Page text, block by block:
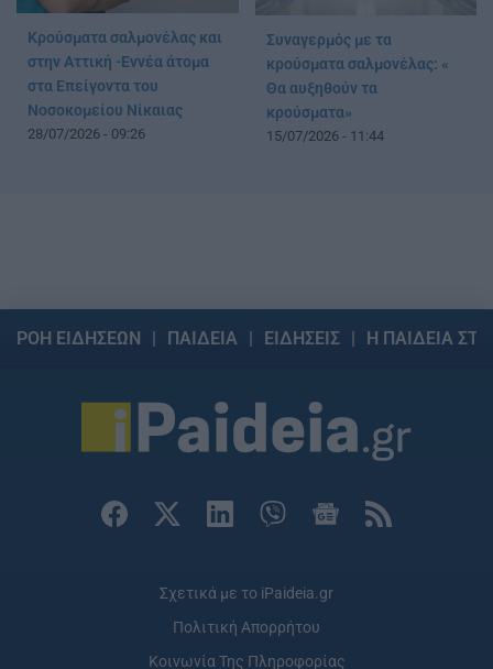
Κρούσματα σαλμονέλας και
στην Αττική -Εννέα άτομα
στα Επείγοντα του
Νοσοκομείου Νίκαιας
28/07/2026 - 09:26
Συναγερμός με τα
κρούσματα σαλμονέλας: «
Θα αυξηθούν τα
κρούσματα»
15/07/2026 - 11:44
ΡΟΗ ΕΙΔΗΣΕΩΝ ΠΑΙΔΕΙΑ ΕΙΔΗΣΕΙΣ Η ΠΑΙΔΕΙΑ
Σχετικά με το iPaideia.gr
Πολιτική Απορρήτου
Κοινωνία Της Πληροφορίας